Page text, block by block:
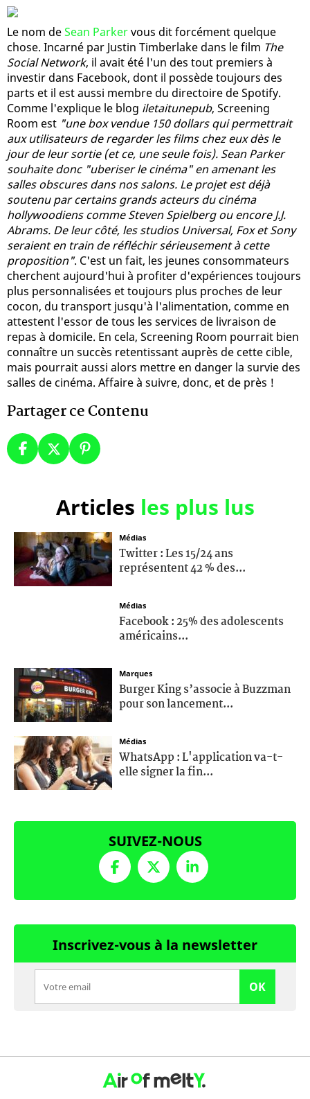
Le nom deSean Parkervous dit forcément quelque
chose. Incarné par Justin Timberlake dans le film The
Social Network, il avait été l'un des tout premiers à
investir dans Facebook, dont il possède toujours des
parts et il est aussi membre du directoire de Spotify.
Comme l'explique le blog iletaitunepub, Screening
Room est "une box vendue 150 dollars qui permettrait
aux utilisateurs de regarder les films chez eux dès le
jour de leur sortie (et ce, une seule fois). Sean Parker
souhaite donc "uberiser le cinéma" en amenant les
salles obscures dans nos salons. Le projet est déjà
soutenu par certains grands acteurs du cinéma
hollywoodiens comme Steven Spielberg ou encore J.J.
Abrams. De leur côté, les studios Universal, Fox et Sony
seraient en train de réfléchir sérieusement à cette
proposition". C'est un fait, les jeunes consommateurs
cherchent aujourd'hui à profiter d'expériences toujours
plus personnalisées et toujours plus proches de leur
cocon, du transport jusqu'à l'alimentation, comme en
attestent l'essor de tous les services de livraison de
repas à domicile. En cela, Screening Room pourrait bien
connaître un succès retentissant auprès de cette cible,
mais pourrait aussi alors mettre en danger la survie des
salles de cinéma. Affaire à suivre, donc, et de près !
Partager ce Contenu
Articles les plus lus
Médias
Twitter : Les 15/24 ans
représentent 42 % des...
Médias
Facebook : 25% des adolescents
américains...
Marques
Burger King s’associe à Buzzman
pour son lancement...
Médias
WhatsApp : L'application va-t-
elle signer la fin...
SUIVEZ-NOUS
Inscrivez-vous à la newsletter
OK